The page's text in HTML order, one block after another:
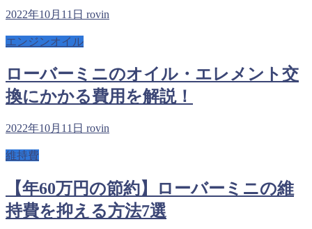
2022年10月11日 rovin
エンジンオイル
ローバーミニのオイル・エレメント交
換にかかる費用を解説！
2022年10月11日 rovin
維持費
【年60万円の節約】ローバーミニの維
持費を抑える方法7選